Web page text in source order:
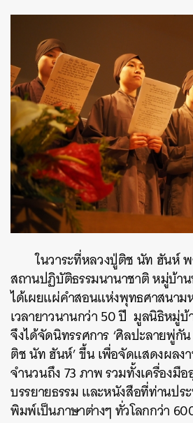
ในวาระที่หลวงปู่ติช นัท ฮันห์
สถานปฏิบัติธรรมนานาชาติ หมู่บ้า
ได้เผยแผ่คำสอนแห่งพุทธศาสนาม
เวลายาวนานกว่า 50 ปี มูลนิธิหมู่
จึงได้จัดนิทรรศการ ‘ศิลปะลายพู่กั
ติช นัท ฮันห์’ ขึ้น เพื่อจัดแสดงผลง
จำนวนถึง 73 ภาพ รวมทั้งเครื่องมื
บรรยายธรรม และหนังสือที่ท่านปร
พิมพ์เป็นภาษาต่างๆ ทั่วโลกกว่า
ค้นหา
SHARE TWEET